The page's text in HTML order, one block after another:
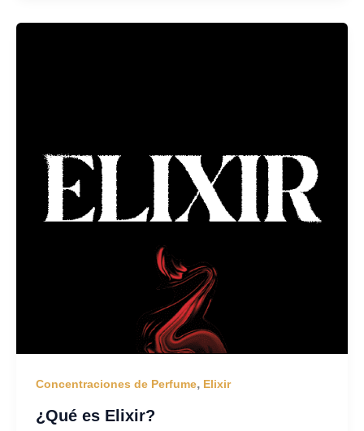
Concentraciones de Perfume, Elixir
¿Qué es Elixir?